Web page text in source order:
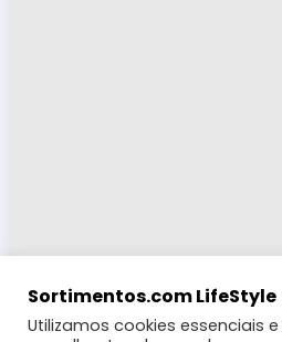
Sortimentos.com LifeStyle
Utilizamos cookies essenciais